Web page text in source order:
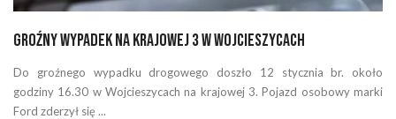
Groźny wypadek na krajowej 3 w Wojcieszycach
Do groźnego wypadku drogowego doszło 12 stycznia br. około
godziny 16.30 w Wojcieszycach na krajowej 3. Pojazd osobowy marki
Ford zderzył się ...